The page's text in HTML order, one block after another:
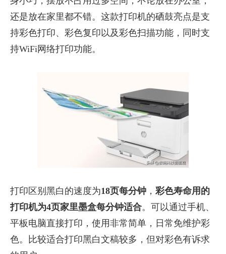
还是放在家里都不错。这款打印机的硒鼓亮点是支
持彩色打印、彩色复印以及彩色扫描功能，同时支
持WiFi网络打印功能。
打印区别黑白的速度为18页每分钟 ， 彩色寿命用的
打印机为4页家里墨盒每分钟适合。可以通过手机、
平板电脑直接打印，使用非常简单，日常免维护彩
色。比较适合打印黑白文稿较多，但对彩色有诉求